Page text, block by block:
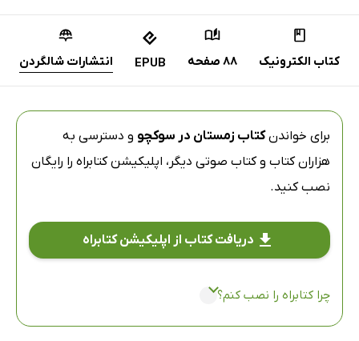
کتاب الکترونیک 88 صفحه EPUB انتشارات شالگردن
برای خواندنکتاب زمستان در سوکچو و دسترسی به
هزاران کتاب و کتاب صوتی دیگر، اپلیکیشن کتابراه را رایگان
نصب کنید.
دریافت کتاب از اپلیکیشن کتابراه
چرا کتابراه را نصب کنم؟